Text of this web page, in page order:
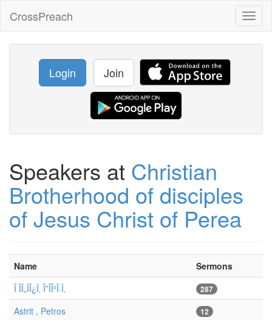
CrossPreach
Login Join
Speakers at Christian
Brotherhood of disciples
of Jesus Christ of Perea
Name
Sermons
Î Î­Ï„ÏÎ¿Ï‚ Î”Î­Î²Î·Ï‚
287
Astrit , Petros 12